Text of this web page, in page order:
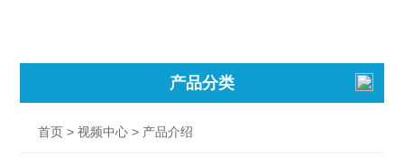
产品分类
首页 >视频中心 > 产品介绍